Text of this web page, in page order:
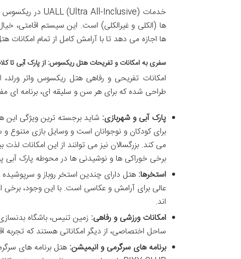
ها (الکلی و غیرالکلی) است. این سیستم اقامتی،
ها اجازه می دهد تا با آرامش کامل از تمام امکانات
سفری به امکانات و تفریحات هتل ریکسوس: از پارک آبی تا
امکانات تفریحی و رفاهی هتل ریکسوس واتر
طراحی شده که برای هر سن و سلیقه ای، برنامه ای
پارک آبی و شهربازی: شاید برجسته ترین ویژگی
برای کودکان و نوجوانان است و وسایل بازی متنوع
می کند. بزرگسالان نیز می توانند از این امکانات لذت
برخی خوراکی ها و نوشیدنی ها در محوطه پارک آبی
استخرها: هتل دارای چندین استخر روباز و
عالی برای آرامش و عکاسی است. با این وجود، برخی
اند.
امکانات ورزشی و رفاهی: زمین تنیس، باشگاه
ساحل اختصاصی، از دیگر امکاناتی هستند که تجربه
برنامه های سرگرمی و انیمیشن: هتل برنامه های